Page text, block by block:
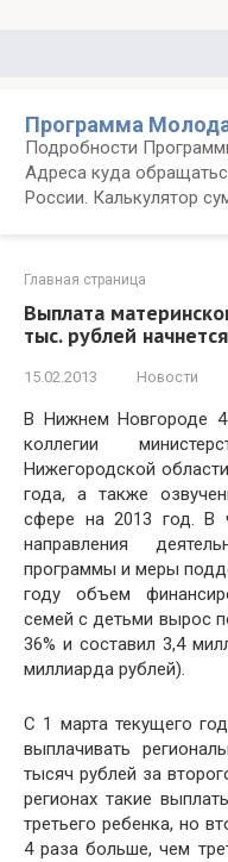
Программа
Подробности
Адреса куда
России. Калькулятор
Главная страница
Выплата
тыс. рублей
15.02.2013 Новости
В Нижнем Новгороде 4
коллегии
Нижегородской
года, а также
сфере на 2013 год. В
направления
программы и меры
году объем
семей с детьми вырос
36% и составил 3,4
миллиарда рублей).
С 1 марта текущего
выплачивать
тысяч рублей за
регионах такие
третьего ребенка, но
4 раза больше, чем